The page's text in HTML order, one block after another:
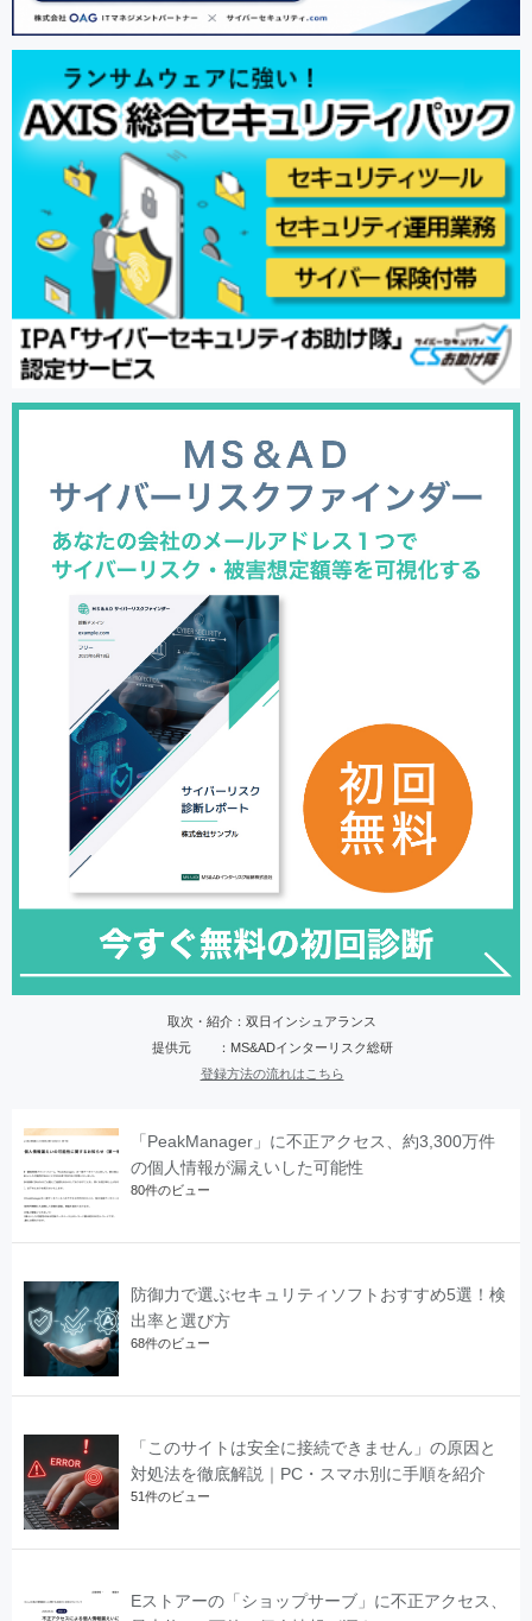
取次・紹介：双日インシュアランス
提供元 ：MS&ADインターリスク総研
登録方法の流れはこちら
「PeakManager」に不正アクセス、約3,300万件
の個人情報が漏えいした可能性
80件のビュー
防御力で選ぶセキュリティソフトおすすめ5選！検
出率と選び方
68件のビュー
「このサイトは安全に接続できません」の原因と
対処法を徹底解説｜PC・スマホ別に手順を紹介
51件のビュー
Eストアーの「ショップサーブ」に不正アクセス、